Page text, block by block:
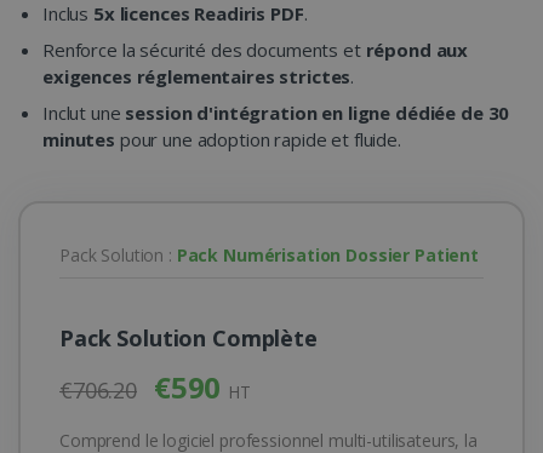
Inclus 5x licences Readiris PDF.
Renforce la sécurité des documents et répond aux
exigences réglementaires strictes.
Inclut une session d'intégration en ligne dédiée de 30
minutes pour une adoption rapide et fluide.
Pack Solution : Pack Numérisation Dossier Patient
Pack Solution Complète
€706.20
€590 HT
Comprend le logiciel professionnel multi-utilisateurs, la